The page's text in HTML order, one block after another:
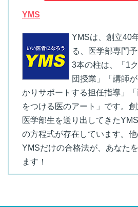
YMS
YMSは、創立40
る、医学部専門
3本の柱は、「1
団授業」「講師
かりサポートする担任指導」
をつける医のアート」です。
医学部生を送り出してきた
の方程式が存在しています。
YMSだけの合格法が、あなた
ます！